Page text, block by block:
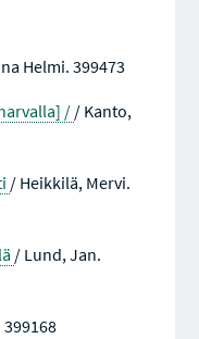
Helmi. 399473
/ / Kanto,
/ Heikkilä, Mervi.
/ Lund, Jan.